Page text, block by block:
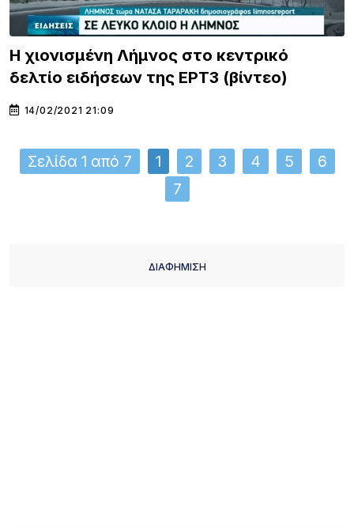
Η χιονισμένη Λήμνος στο κεντρικό
δελτίο ειδήσεων της ΕΡΤ3 (βίντεο)
14/02/2021 21:09
Σελίδα 1 από 7 1 2 3 4 5
6
7
ΔΙΑΦΗΜΙΣΗ